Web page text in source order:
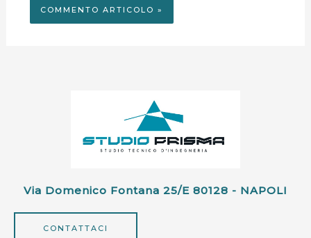
Via Domenico Fontana 25/e 80128 - NAPOLI
CONTATTACI